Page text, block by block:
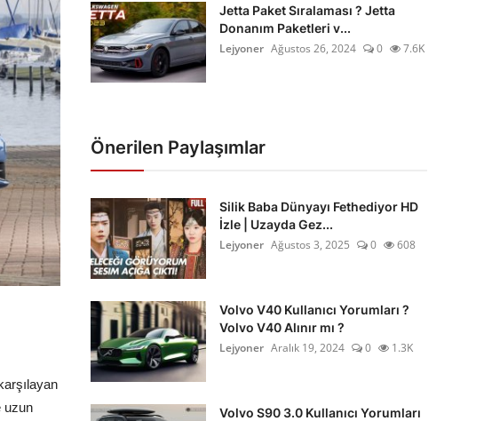
uzun
Jetta Paket Sıralaması ? Jetta
Donanım Paketleri v...
Lejyoner Ağustos 26, 2024 0 7.6K
Önerilen Paylaşımlar
Silik Baba Dünyayı Fethediyor HD
İzle | Uzayda Gez...
Lejyoner Ağustos 3, 2025 0 608
Volvo V40 Kullanıcı Yorumları ?
Volvo V40 Alınır mı ?
Lejyoner Aralık 19, 2024 0 1.3K
Volvo S90 3.0 Kullanıcı Yorumları